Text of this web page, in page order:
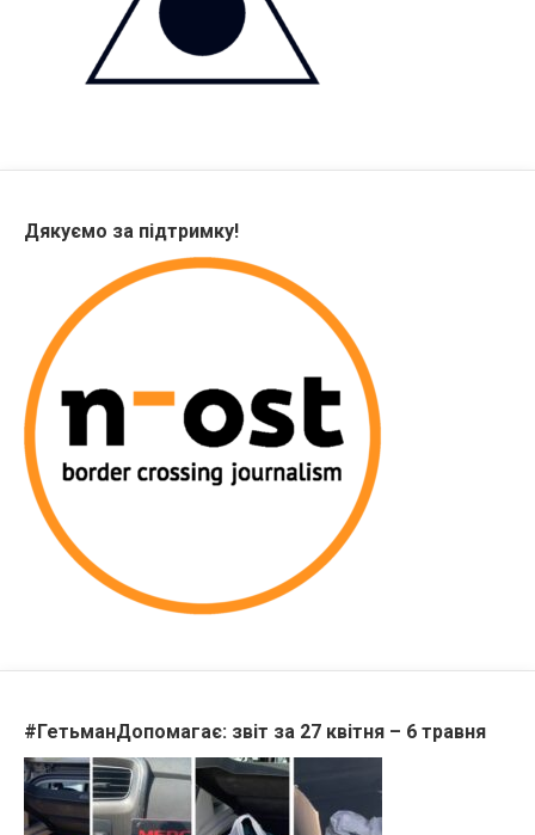
Дякуємо за підтримку!
#ГетьманДопомагає: звіт за 27 квітня – 6 травня